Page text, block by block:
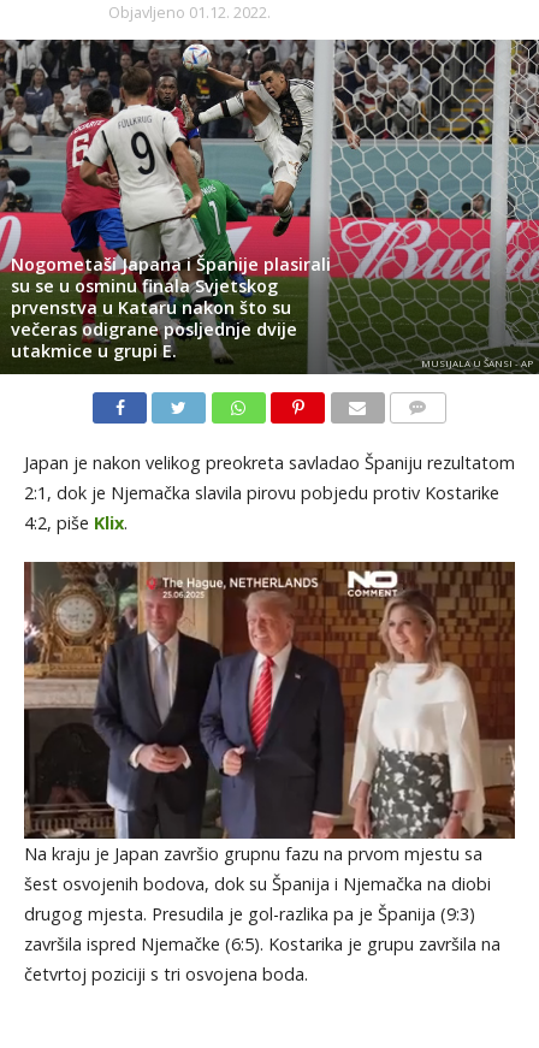
Objavljeno 01.12. 2022.
Nogometaši Japana i Španije plasirali
su se u osminu finala Svjetskog
prvenstva u Kataru nakon što su
večeras odigrane posljednje dvije
utakmice u grupi E.
MUSIJALA U ŠANSI - AP
Japan je nakon velikog preokreta savladao Španiju rezultatom
2:1, dok je Njemačka slavila pirovu pobjedu protiv Kostarike
4:2, piše Klix.
Na kraju je Japan završio grupnu fazu na prvom mjestu sa
šest osvojenih bodova, dok su Španija i Njemačka na diobi
drugog mjesta. Presudila je gol-razlika pa je Španija (9:3)
završila ispred Njemačke (6:5). Kostarika je grupu završila na
četvrtoj poziciji s tri osvojena boda.